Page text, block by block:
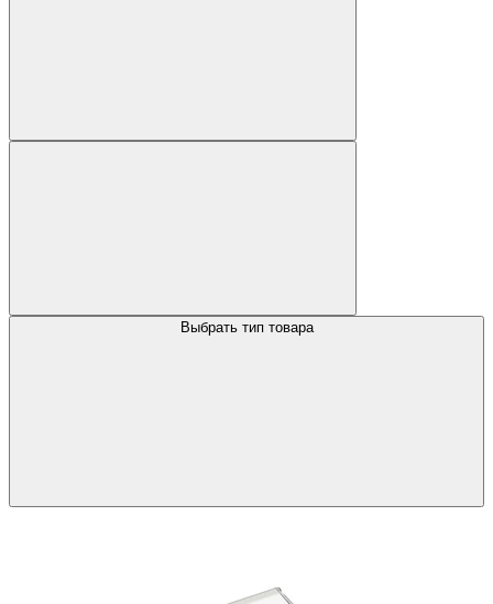
Выбрать тип товара